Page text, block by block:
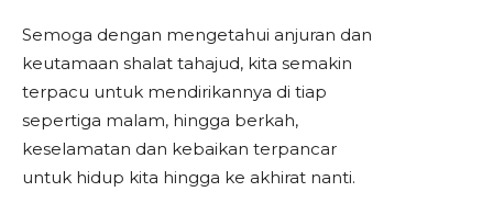
Semoga dengan mengetahui anjuran dan
keutamaan shalat tahajud, kita semakin
terpacu untuk mendirikannya di tiap
sepertiga malam, hingga berkah,
keselamatan dan kebaikan terpancar
untuk hidup kita hingga ke akhirat nanti.